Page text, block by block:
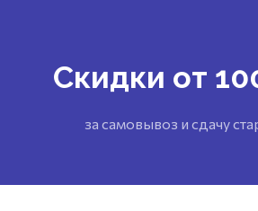
Скидки от
за самовывоз и сдачу